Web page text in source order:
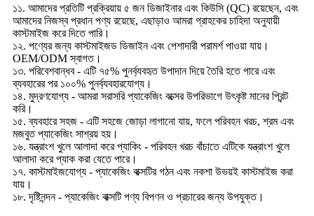
১১. আমাদের প্রতিটি প্রক্রিয়ায় ৫ জন ডিজাইনার এবং কিউসি (QC) রয়েছেন, এবং
আমাদের নিজস্ব প্রধান পণ্য রয়েছে, এছাড়াও আমরা গ্রাহকের চাহিদা অনুযায়ী
কাস্টমাইজ করে দিতে পারি।
১২. পণ্যের জন্য কাস্টমাইজড ডিজাইন এবং পেশাদারী পরামর্শ পাওয়া যায়।
OEM/ODM স্বাগত।
১৩. পরিবেশবান্ধব - এটি ৭৫% পুনর্ব্যবহৃত উপাদান দিয়ে তৈরি হতে পারে এবং
ব্যবহারের পর ১০০% পুনর্ব্যবহারযোগ্য।
১৪. মুদ্রণযোগ্য - আমরা সরাসরি প্যাকেজিং বক্সের উপরিভাগে উৎকৃষ্ট মানের প্রিন্ট
করি।
১৫. ব্যবহারে সহজ - এটি সহজে জোড়া লাগানো যায়, ফলে পরিবহন খরচ, শ্রম এবং
মজবুত প্যাকেজিং সাশ্রয় হয়।
১৬. যন্ত্রাংশ খুলে আলাদা করে প্যাকিং - পরিবহন খরচ বাঁচাতে এটিকে যন্ত্রাংশ খুলে
আলাদা করে প্যাক করা যেতে পারে।
১৭. কাস্টমাইজযোগ্য - প্যাকেজিং বাক্সটির গঠন এবং নকশা উভয়ই কাস্টমাইজ করা
যায়।
১৮. দৃষ্টিনন্দন - প্যাকেজিং বাক্সটি পণ্য বিপণন ও প্রচারের জন্য উপযুক্ত।